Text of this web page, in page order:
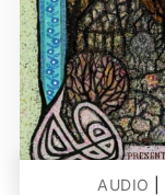
AUDIO